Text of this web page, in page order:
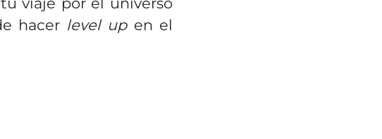
hacer level upen el